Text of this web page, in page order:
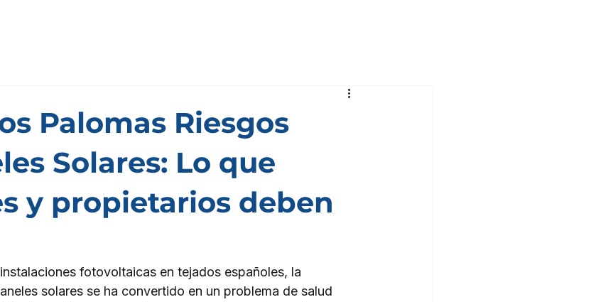
Palomas Riesgos
Solares: Lo que
y propietarios deben
fotovoltaicas en tejados españoles, la
solares se ha convertido en un problema de salud